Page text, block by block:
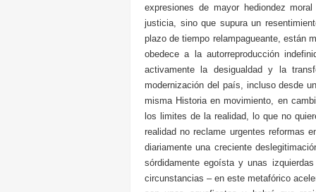
expresiones de mayor hediondez
justicia, sino que supura un
plazo de tiempo relampagueante, están
obedece a la autorreproducción
activamente la desigualdad y la
modernización del país, incluso desde
misma Historia en movimiento, en
los limites de la realidad, lo que no
realidad no reclame urgentes reformas
diariamente una creciente
sórdidamente egoísta y unas
circunstancias – en este metafórico